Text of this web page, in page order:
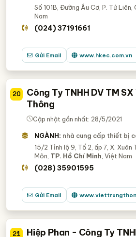
Số 101B, Đường Âu Cơ, P. Tứ Liên,
Nam
(024) 37191661
Gửi Email www.hkec.com.vn
20
Công Ty TNHH DV TM
Thông
Cập nhật gần nhất: 28/5/2021
NGÀNH: nhà cung cấp thiết bị
15/2 Tỉnh lộ 9, Tổ 2, ấp 7, X. Xuân
Môn, TP. Hồ Chí Minh , Việt Nam
(028) 35901595
Gửi Email
21
Hiệp Phan - Công Ty